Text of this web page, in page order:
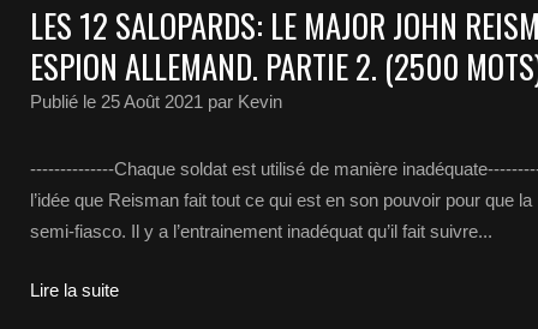
LES 12 SALOPARDS: LE MAJOR JOHN
ESPION ALLEMAND. PARTIE 2. (2500
Publié le 25 Août 2021 par Kevin
--------------Chaque soldat est utilisé de manière
l’idée que Reisman fait tout ce qui est en son pouvoir pour que
semi-fiasco. Il y a l’entrainement inadéquat qu’il fait suivre...
Lire la suite